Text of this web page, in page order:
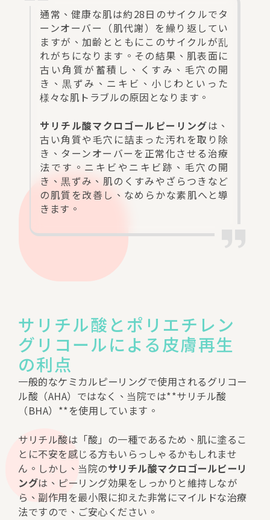
通常、健康な肌は約28日のサイクルでタ
ーンオーバー（肌代謝）を繰り返してい
ますが、加齢とともにこのサイクルが乱
れがちになります。その結果、肌表面に
古い角質が蓄積し、くすみ、毛穴の開
き、黒ずみ、ニキビ、小じわといった
様々な肌トラブルの原因となります。
サリチル酸マクロゴールピーリングは、
古い角質や毛穴に詰まった汚れを取り除
き、ターンオーバーを正常化させる治療
法です。ニキビやニキビ跡、毛穴の開
き、黒ずみ、肌のくすみやざらつきなど
の肌質を改善し、なめらかな素肌へと導
きます。
サリチル酸とポリエチレン
グリコールによる皮膚再生
の利点
一般的なケミカルピーリングで使用されるグリコー
ル酸（AHA）ではなく、当院では**サリチル酸
（BHA）**を使用しています。
サリチル酸は「酸」の一種であるため、肌に塗るこ
とに不安を感じる方もいらっしゃるかもしれませ
ん。しかし、当院のサリチル酸マクロゴールピーリ
ングは、ピーリング効果をしっかりと維持しなが
ら、副作用を最小限に抑えた非常にマイルドな治療
法ですので、ご安心ください。